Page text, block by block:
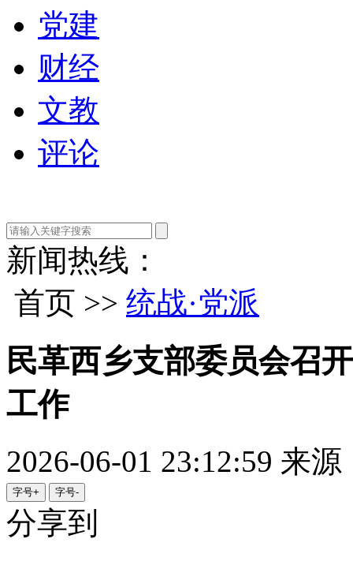
党建
财经
文教
评论
新闻热线：
首页 >> 统战·党派
民革西乡支部委员会召
工作
2026-06-01 23:12:59 来源
字号+ 字号-
分享到